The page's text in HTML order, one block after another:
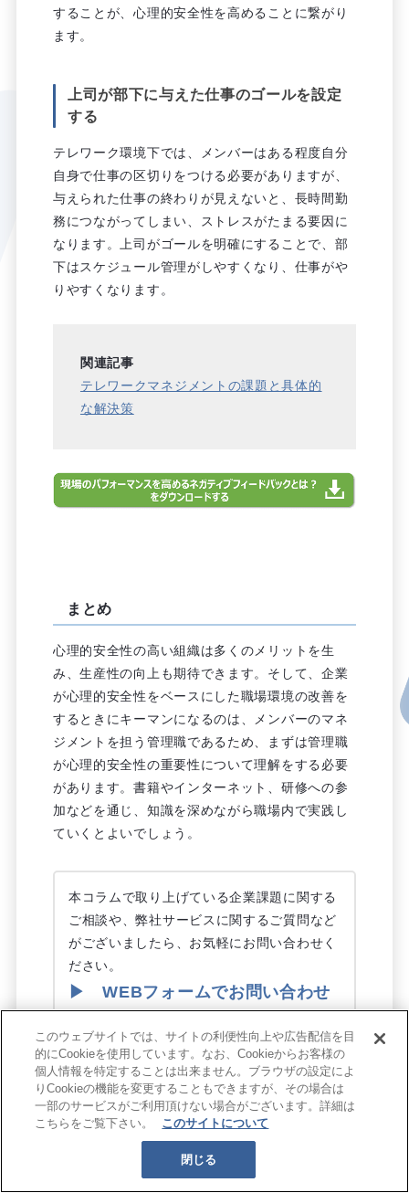
することが、心理的安全性を高めることに繋がり
ます。
上司が部下に与えた仕事のゴールを設定
する
テレワーク環境下では、メンバーはある程度自分
自身で仕事の区切りをつける必要がありますが、
与えられた仕事の終わりが見えないと、長時間勤
務につながってしまい、ストレスがたまる要因に
なります。上司がゴールを明確にすることで、部
下はスケジュール管理がしやすくなり、仕事がや
りやすくなります。
関連記事
テレワークマネジメントの課題と具体的
な解決策
まとめ
心理的安全性の高い組織は多くのメリットを生
み、生産性の向上も期待できます。そして、企業
が心理的安全性をベースにした職場環境の改善を
するときにキーマンになるのは、メンバーのマネ
ジメントを担う管理職であるため、まずは管理職
が心理的安全性の重要性について理解をする必要
があります。書籍やインターネット、研修への参
加などを通じ、知識を深めながら職場内で実践し
ていくとよいでしょう。
本コラムで取り上げている企業課題に関する
ご相談や、弊社サービスに関するご質問など
がございましたら、お気軽にお問い合わせく
ださい。
▶ WEBフォームでお問い合わせ
■マンパワーグループの人材育成・組織開発
サービス
https://mpg.rightmanagement.jp/tm/
■マンパワーグループの採用代行・RPO
https://www.manpowergroup.jp/client/serv
このウェブサイトでは、サイトの利便性向上や広告配信を目
的にCookieを使用しています。なお、Cookieからお客様の
個人情報を特定することは出来ません。ブラウザの設定によ
りCookieの機能を変更することもできますが、その場合は
一部のサービスがご利用頂けない場合がございます。詳細は
こちらをご覧下さい。
このサイトについて
閉じる